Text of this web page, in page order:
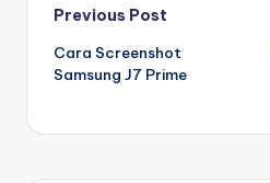
Post
navigation
Previous Post
Cara Screenshot
Samsung J7 Prime